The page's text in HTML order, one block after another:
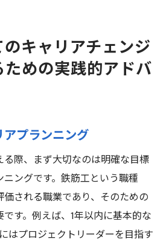
キャリアチェンジ
めの実践的アドバ
プランニング
際、まず大切なのは明確な目標
ングです。鉄筋工という職種
される職業であり、そのための
す。例えば、1年以内に基本的な
はプロジェクトリーダーを目指す